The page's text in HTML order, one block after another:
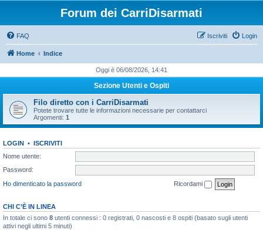
Forum dei CarriDisarmati
FAQ Login
Iscriviti
Home Indice
Oggi è 06/08/2026, 14:41
Sezione Utenti e Ospiti
Filo diretto con i CarriDisarmati
Potete trovare tutte le informazioni necessarie per contattarci
Argomenti: 1
LOGIN • ISCRIVITI
Nome utente:
Password:
Ho dimenticato la password
Ricordami
CHI C’È IN LINEA
In totale ci sono 8 utenti connessi : 0 registrati, 0 nascosti e 8 ospiti (basato sugli utenti
attivi negli ultimi 5 minuti)